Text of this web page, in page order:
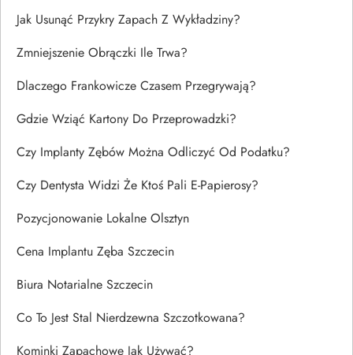
Jak Usunąć Przykry Zapach Z Wykładziny?
Zmniejszenie Obrączki Ile Trwa?
Dlaczego Frankowicze Czasem Przegrywają?
Gdzie Wziąć Kartony Do Przeprowadzki?
Czy Implanty Zębów Można Odliczyć Od Podatku?
Czy Dentysta Widzi Że Ktoś Pali E-Papierosy?
Pozycjonowanie Lokalne Olsztyn
Cena Implantu Zęba Szczecin
Biura Notarialne Szczecin
Co To Jest Stal Nierdzewna Szczotkowana?
Kominki Zapachowe Jak Używać?